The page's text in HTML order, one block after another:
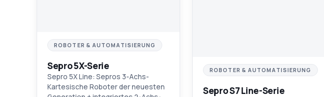
ROBOTER & AUTOMATISIERUNG
Sepro 5X-Serie
Sepro 5X Line: Sepros 3-Achs-
Kartesische Roboter der neuesten
ROBOTER & AUTOMATISIERUNG
Sepro S7 Line-Serie